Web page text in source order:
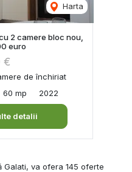
Harta
2 camere bloc nou,
euro
€
de închiriat
60 mp 2022
detalii
Galati, va ofera 145 oferte